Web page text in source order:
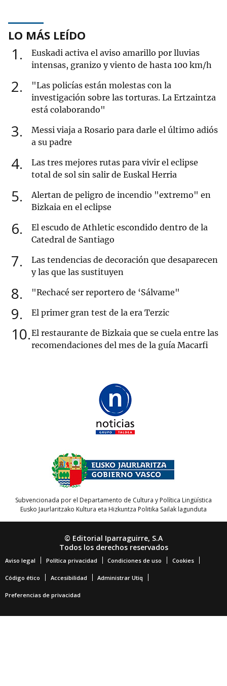
LO MÁS LEÍDO
1
Euskadi activa el aviso amarillo por lluvias
intensas, granizo y viento de hasta 100 km/h
2
"Las policías están molestas con la
investigación sobre las torturas. La Ertzaintza
está colaborando"
3
Messi viaja a Rosario para darle el último adiós
a su padre
4
Las tres mejores rutas para vivir el eclipse
total de sol sin salir de Euskal Herria
5
Alertan de peligro de incendio "extremo" en
Bizkaia en el eclipse
6
El escudo de Athletic escondido dentro de la
Catedral de Santiago
7
Las tendencias de decoración que desaparecen
y las que las sustituyen
8 "Rechacé ser reportero de ‘Sálvame"
9 El primer gran test de la era Terzic
10 El restaurante de Bizkaia que se cuela entre las
recomendaciones del mes de la guía Macarfi
Subvencionada por el Departamento de Cultura y Política Lingüística
Eusko Jaurlaritzako Kultura eta Hizkuntza Politika Sailak lagunduta
© Editorial Iparraguirre, S.A
Todos los derechos reservados
Aviso legal Política privacidad Condiciones de uso Cookies
Código ético Accesibilidad Administrar Utiq
Preferencias de privacidad